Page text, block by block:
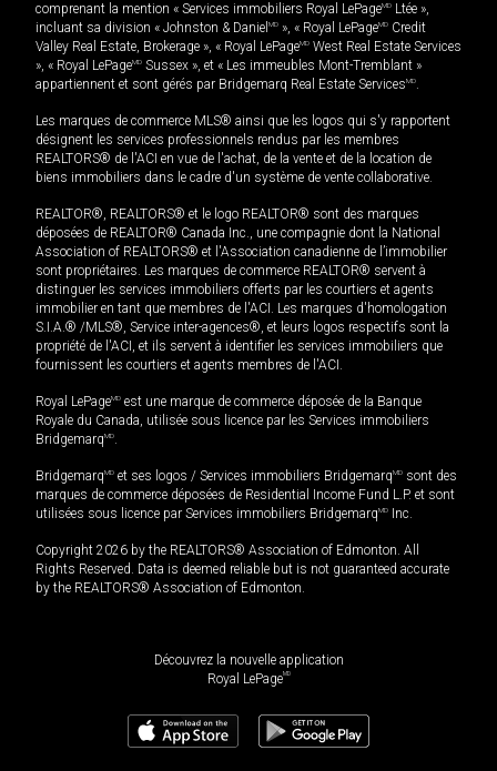
comprenant la mention « Services immobiliers Royal LePageMD Ltée »,
incluant sa division « Johnston & Daniel MD », « Royal LePageMD Credit
Valley Real Estate, Brokerage », « Royal LePageMD West Real Estate Services
», « Royal LePageMD Sussex », et « Les immeubles Mont-Tremblant »
appartiennent et sont gérés par Bridgemarq Real Estate ServicesMD.
Les marques de commerce MLS® ainsi que les logos qui s'y rapportent
désignent les services professionnels rendus par les membres
REALTORS® de l'ACI en vue de l'achat, de la vente et de la location de
biens immobiliers dans le cadre d'un système de vente collaborative.
REALTOR®, REALTORS® et le logo REALTOR® sont des marques
déposées de REALTOR® Canada Inc., une compagnie dont la National
Association of REALTORS® et l'Association canadienne de l’immobilier
sont propriétaires. Les marques de commerce REALTOR® servent à
distinguer les services immobiliers offerts par les courtiers et agents
immobilier en tant que membres de l'ACI. Les marques d'homologation
S.I.A.® /MLS®, Service inter-agences®, et leurs logos respectifs sont la
propriété de l'ACI, et ils servent à identifier les services immobiliers que
fournissent les courtiers et agents membres de l'ACI.
Royal LePageMD est une marque de commerce déposée de la Banque
Royale du Canada, utilisée sous licence par les Services immobiliers
BridgemarqMD.
BridgemarqMD et ses logos / Services immobiliers BridgemarqMD sont des
marques de commerce déposées de Residential Income Fund L.P. et sont
utilisées sous licence par Services immobiliers BridgemarqMD Inc.
Copyright 2026 by the REALTORS® Association of Edmonton. All
Rights Reserved. Data is deemed reliable but is not guaranteed accurate
by the REALTORS® Association of Edmonton.
Découvrez la nouvelle application
Royal LePageMD